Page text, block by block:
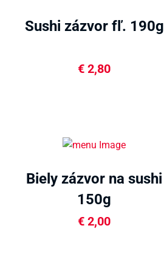
Sushi zázvor fľ. 190g
€ 2,80
Biely zázvor na sushi
150g
€ 2,00